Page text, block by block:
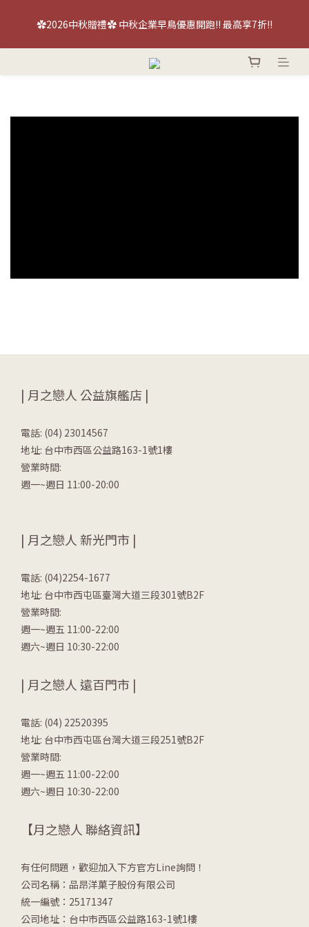
【喜餅優惠】免費『台北/台中』喜餅現場品鑑試吃～立即預約！
✿2026中秋贈禮✿ 中秋企業早鳥優惠開跑!! 最高享7折!!
【喜餅優惠】免費『台北/台中』喜餅現場品鑑試吃～立即預約！
| 月之戀人 公益旗艦店 |
電話: (04) 23014567
地址: 台中市西區公益路163-1號1樓
營業時間:
週一~週日 11:00-20:00
| 月之戀人 新光門市 |
電話: (04)2254-1677
地址: 台中市西屯區臺灣大道三段301號B2F
營業時間:
週一~週五 11:00-22:00
週六~週日 10:30-22:00
| 月之戀人 遠百門市 |
電話: (04) 22520395
地址: 台中市西屯區台灣大道三段251號B2F
營業時間:
週一~週五 11:00-22:00
週六~週日 10:30-22:00
【月之戀人 聯絡資訊】
有任何問題，歡迎加入下方官方Line詢問！
公司名稱：品昂洋菓子股份有限公司
統一編號：25171347
公司地址：台中市西區公益路163-1號1樓